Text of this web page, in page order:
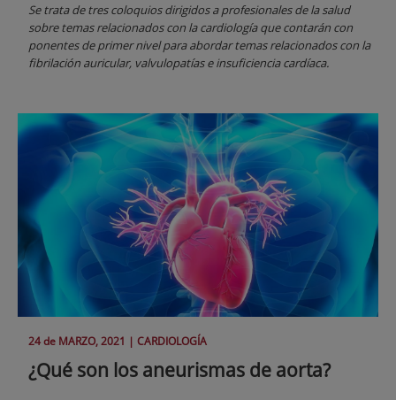
Se trata de tres coloquios dirigidos a profesionales de la salud
sobre temas relacionados con la cardiología que contarán con
ponentes de primer nivel para abordar temas relacionados con la
fibrilación auricular, valvulopatías e insuficiencia cardíaca.
24 de MARZO, 2021 | CARDIOLOGÍA
¿Qué son los aneurismas de aorta?